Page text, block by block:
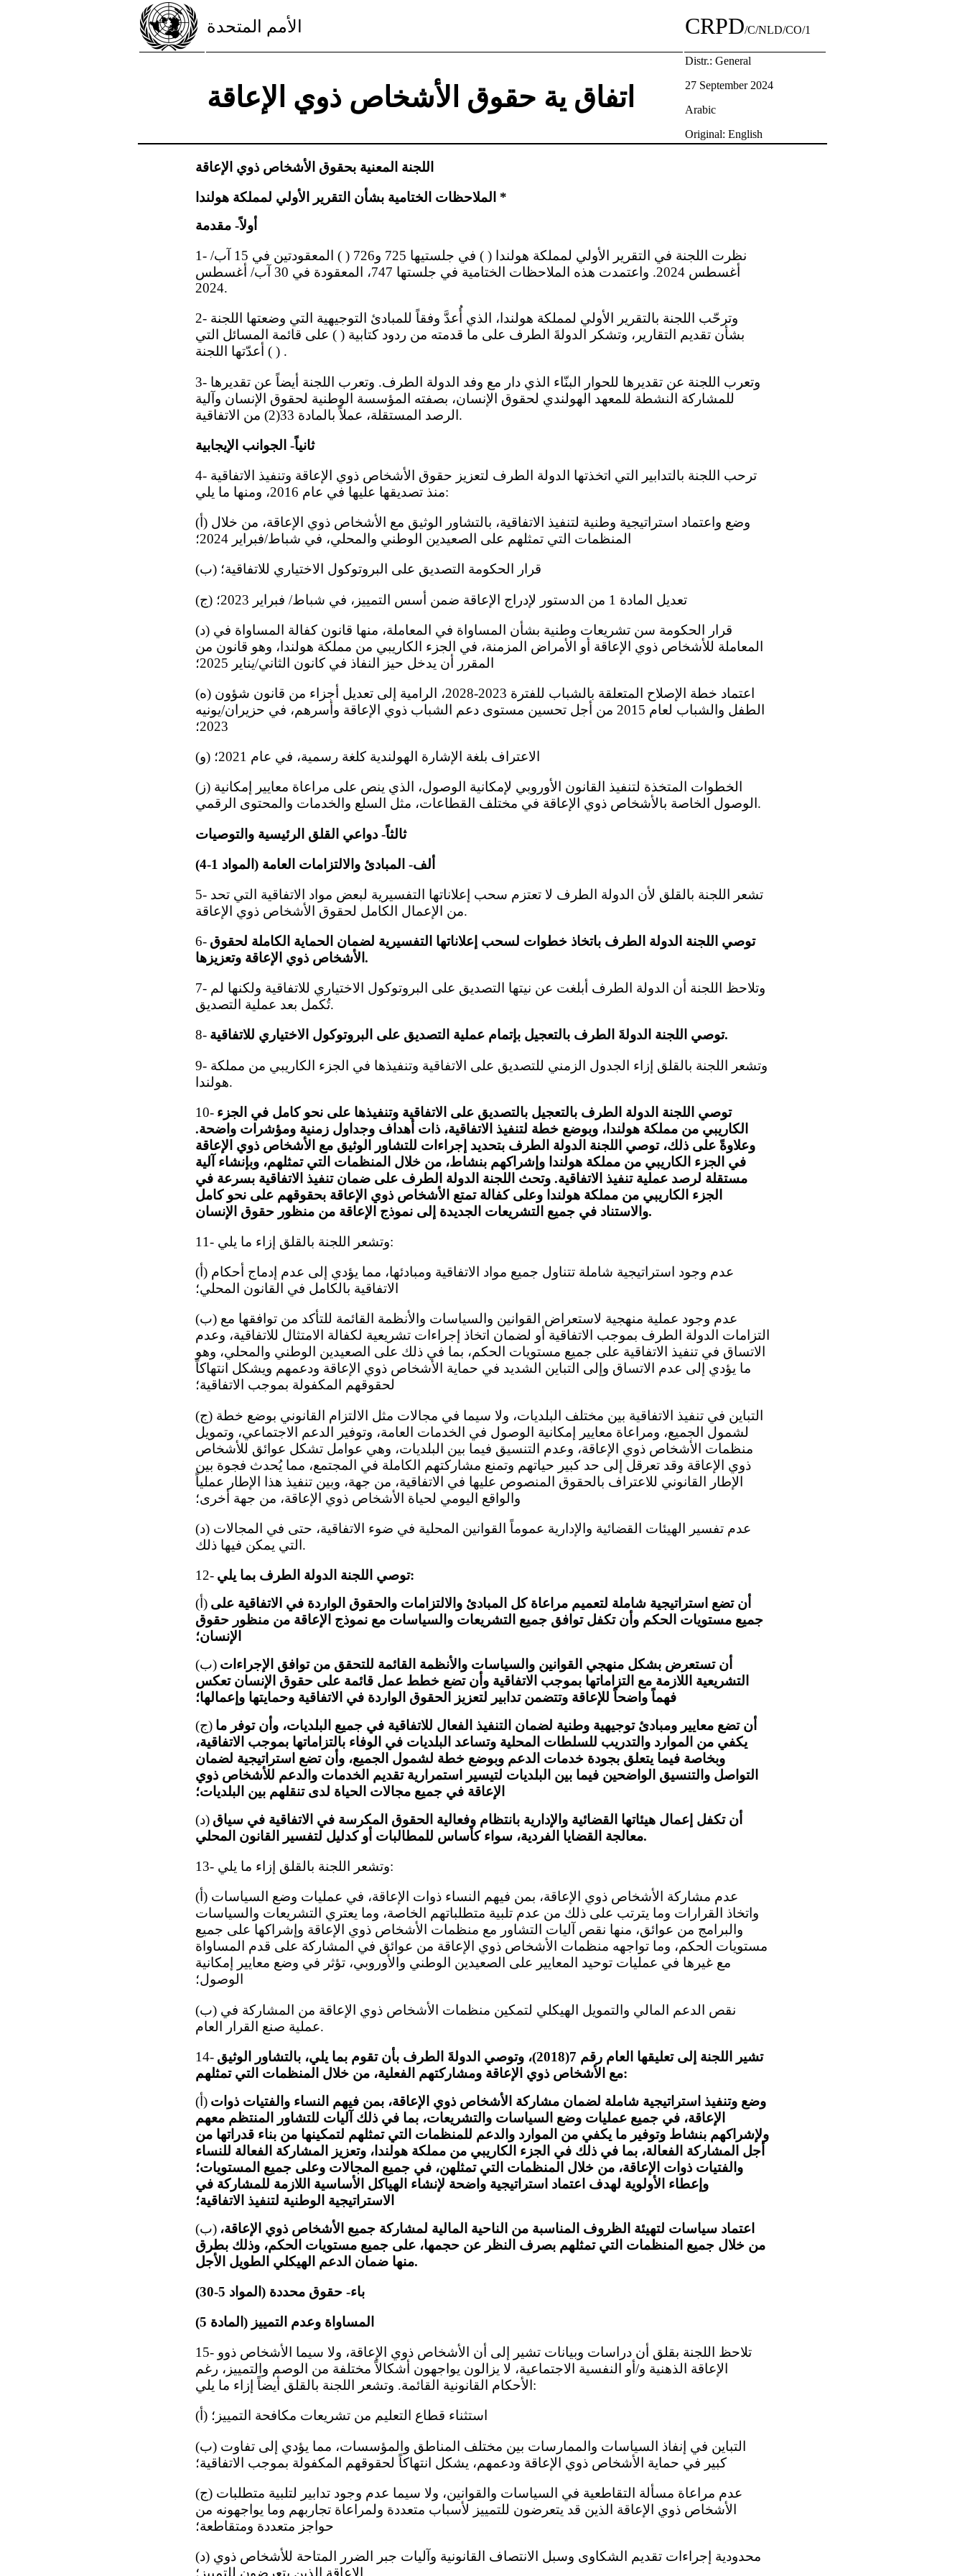
الأمم المتحدة CRPD/C/NLD/CO/1
اتفاق ية حقوق الأشخاص ذوي الإعاقة
Distr.: General
27 September 2024
Arabic
Original: English
اللجنة المعنية بحقوق الأشخاص ذوي الإعاقة
الملاحظات الختامية بشأن التقرير الأولي لمملكة هولندا *
أولاً- مقدمة
1- نظرت اللجنة في التقرير الأولي لمملكة هولندا ( ) في جلستيها 725 و726 ( ) المعقودتين في 15 آب/
أغسطس 2024. واعتمدت هذه الملاحظات الختامية في جلستها 747، المعقودة في 30 آب/ أغسطس
2024.
2- وترحّب اللجنة بالتقرير الأولي لمملكة هولندا، الذي أُعدَّ وفقاً للمبادئ التوجيهية التي وضعتها اللجنة
بشأن تقديم التقارير، وتشكر الدولةَ الطرف على ما قدمته من ردود كتابية ( ) على قائمة المسائل التي
أعدّتها اللجنة ( ) .
3- وتعرب اللجنة عن تقديرها للحوار البنّاء الذي دار مع وفد الدولة الطرف. وتعرب اللجنة أيضاً عن تقديرها
للمشاركة النشطة للمعهد الهولندي لحقوق الإنسان، بصفته المؤسسة الوطنية لحقوق الإنسان وآلية
الرصد المستقلة، عملاً بالمادة 33(2) من الاتفاقية.
ثانياً- الجوانب الإيجابية
4- ترحب اللجنة بالتدابير التي اتخذتها الدولة الطرف لتعزيز حقوق الأشخاص ذوي الإعاقة وتنفيذ الاتفاقية
منذ تصديقها عليها في عام 2016، ومنها ما يلي:
(أ) وضع واعتماد استراتيجية وطنية لتنفيذ الاتفاقية، بالتشاور الوثيق مع الأشخاص ذوي الإعاقة، من خلال
المنظمات التي تمثلهم على الصعيدين الوطني والمحلي، في شباط/فبراير 2024؛
(ب) قرار الحكومة التصديق على البروتوكول الاختياري للاتفاقية؛
(ج) تعديل المادة 1 من الدستور لإدراج الإعاقة ضمن أسس التمييز، في شباط/ فبراير 2023؛
(د) قرار الحكومة سن تشريعات وطنية بشأن المساواة في المعاملة، منها قانون كفالة المساواة في
المعاملة للأشخاص ذوي الإعاقة أو الأمراض المزمنة، في الجزء الكاريبي من مملكة هولندا، وهو قانون من
المقرر أن يدخل حيز النفاذ في كانون الثاني/يناير 2025؛
(ه) اعتماد خطة الإصلاح المتعلقة بالشباب للفترة 2023-2028، الرامية إلى تعديل أجزاء من قانون شؤون
الطفل والشباب لعام 2015 من أجل تحسين مستوى دعم الشباب ذوي الإعاقة وأسرهم، في حزيران/يونيه
2023؛
(و) الاعتراف بلغة الإشارة الهولندية كلغة رسمية، في عام 2021؛
(ز) الخطوات المتخذة لتنفيذ القانون الأوروبي لإمكانية الوصول، الذي ينص على مراعاة معايير إمكانية
الوصول الخاصة بالأشخاص ذوي الإعاقة في مختلف القطاعات، مثل السلع والخدمات والمحتوى الرقمي.
ثالثاً- دواعي القلق الرئيسية والتوصيات
ألف- المبادئ والالتزامات العامة (المواد 1-4)
5- تشعر اللجنة بالقلق لأن الدولة الطرف لا تعتزم سحب إعلاناتها التفسيرية لبعض مواد الاتفاقية التي تحد
من الإعمال الكامل لحقوق الأشخاص ذوي الإعاقة.
6- توصي اللجنة الدولة الطرف باتخاذ خطوات لسحب إعلاناتها التفسيرية لضمان الحماية الكاملة لحقوق
الأشخاص ذوي الإعاقة وتعزيزها.
7- وتلاحظ اللجنة أن الدولة الطرف أبلغت عن نيتها التصديق على البروتوكول الاختياري للاتفاقية ولكنها لم
تُكمل بعد عملية التصديق.
8- توصي اللجنة الدولةَ الطرف بالتعجيل بإتمام عملية التصديق على البروتوكول الاختياري للاتفاقية.
9- وتشعر اللجنة بالقلق إزاء الجدول الزمني للتصديق على الاتفاقية وتنفيذها في الجزء الكاريبي من مملكة
هولندا.
10- توصي اللجنة الدولة الطرف بالتعجيل بالتصديق على الاتفاقية وتنفيذها على نحو كامل في الجزء
الكاريبي من مملكة هولندا، وبوضع خطة لتنفيذ الاتفاقية، ذات أهداف وجداول زمنية ومؤشرات واضحة.
وعلاوةً على ذلك، توصي اللجنة الدولة الطرف بتحديد إجراءات للتشاور الوثيق مع الأشخاص ذوي الإعاقة
في الجزء الكاريبي من مملكة هولندا وإشراكهم بنشاط، من خلال المنظمات التي تمثلهم، وبإنشاء آلية
مستقلة لرصد عملية تنفيذ الاتفاقية. وتحث اللجنة الدولة الطرف على ضمان تنفيذ الاتفاقية بسرعة في
الجزء الكاريبي من مملكة هولندا وعلى كفالة تمتع الأشخاص ذوي الإعاقة بحقوقهم على نحو كامل
والاستناد في جميع التشريعات الجديدة إلى نموذج الإعاقة من منظور حقوق الإنسان.
11- وتشعر اللجنة بالقلق إزاء ما يلي:
(أ) عدم وجود استراتيجية شاملة تتناول جميع مواد الاتفاقية ومبادئها، مما يؤدي إلى عدم إدماج أحكام
الاتفاقية بالكامل في القانون المحلي؛
(ب) عدم وجود عملية منهجية لاستعراض القوانين والسياسات والأنظمة القائمة للتأكد من توافقها مع
التزامات الدولة الطرف بموجب الاتفاقية أو لضمان اتخاذ إجراءات تشريعية لكفالة الامتثال للاتفاقية، وعدم
الاتساق في تنفيذ الاتفاقية على جميع مستويات الحكم، بما في ذلك على الصعيدين الوطني والمحلي، وهو
ما يؤدي إلى عدم الاتساق وإلى التباين الشديد في حماية الأشخاص ذوي الإعاقة ودعمهم ويشكل انتهاكاً
لحقوقهم المكفولة بموجب الاتفاقية؛
(ج) التباين في تنفيذ الاتفاقية بين مختلف البلديات، ولا سيما في مجالات مثل الالتزام القانوني بوضع خطة
لشمول الجميع، ومراعاة معايير إمكانية الوصول في الخدمات العامة، وتوفير الدعم الاجتماعي، وتمويل
منظمات الأشخاص ذوي الإعاقة، وعدم التنسيق فيما بين البلديات، وهي عوامل تشكل عوائق للأشخاص
ذوي الإعاقة وقد تعرقل إلى حد كبير حياتهم وتمنع مشاركتهم الكاملة في المجتمع، مما يُحدث فجوة بين
الإطار القانوني للاعتراف بالحقوق المنصوص عليها في الاتفاقية، من جهة، وبين تنفيذ هذا الإطار عملياً
والواقع اليومي لحياة الأشخاص ذوي الإعاقة، من جهة أخرى؛
(د) عدم تفسير الهيئات القضائية والإدارية عموماً القوانين المحلية في ضوء الاتفاقية، حتى في المجالات
التي يمكن فيها ذلك.
12-
توصي اللجنة الدولة الطرف بما يلي:
(أ) أن تضع استراتيجية شاملة لتعميم مراعاة كل المبادئ والالتزامات والحقوق الواردة في الاتفاقية على
جميع مستويات الحكم وأن تكفل توافق جميع التشريعات والسياسات مع نموذج الإعاقة من منظور حقوق
الإنسان؛
(ب) أن تستعرض بشكل منهجي القوانين والسياسات والأنظمة القائمة للتحقق من توافق الإجراءات
التشريعية اللازمة مع التزاماتها بموجب الاتفاقية وأن تضع خطط عمل قائمة على حقوق الإنسان تعكس
فهماً واضحاً للإعاقة وتتضمن تدابير لتعزيز الحقوق الواردة في الاتفاقية وحمايتها وإعمالها؛
(ج) أن تضع معايير ومبادئ توجيهية وطنية لضمان التنفيذ الفعال للاتفاقية في جميع البلديات، وأن توفر ما
يكفي من الموارد والتدريب للسلطات المحلية وتساعد البلديات في الوفاء بالتزاماتها بموجب الاتفاقية،
وبخاصة فيما يتعلق بجودة خدمات الدعم وبوضع خطة لشمول الجميع، وأن تضع استراتيجية لضمان
التواصل والتنسيق الواضحين فيما بين البلديات لتيسير استمرارية تقديم الخدمات والدعم للأشخاص ذوي
الإعاقة في جميع مجالات الحياة لدى تنقلهم بين البلديات؛
(د) أن تكفل إعمال هيئاتها القضائية والإدارية بانتظام وفعالية الحقوق المكرسة في الاتفاقية في سياق
معالجة القضايا الفردية، سواء كأساس للمطالبات أو كدليل لتفسير القانون المحلي.
13- وتشعر اللجنة بالقلق إزاء ما يلي:
(أ) عدم مشاركة الأشخاص ذوي الإعاقة، بمن فيهم النساء ذوات الإعاقة، في عمليات وضع السياسات
واتخاذ القرارات وما يترتب على ذلك من عدم تلبية متطلباتهم الخاصة، وما يعتري التشريعات والسياسات
والبرامج من عوائق، منها نقص آليات التشاور مع منظمات الأشخاص ذوي الإعاقة وإشراكها على جميع
مستويات الحكم، وما تواجهه منظمات الأشخاص ذوي الإعاقة من عوائق في المشاركة على قدم المساواة
مع غيرها في عمليات توحيد المعايير على الصعيدين الوطني والأوروبي، تؤثر في وضع معايير إمكانية
الوصول؛
(ب) نقص الدعم المالي والتمويل الهيكلي لتمكين منظمات الأشخاص ذوي الإعاقة من المشاركة في
عملية صنع القرار العام.
14- تشير اللجنة إلى تعليقها العام رقم 7(2018)، وتوصي الدولةَ الطرف بأن تقوم بما يلي، بالتشاور الوثيق
مع الأشخاص ذوي الإعاقة ومشاركتهم الفعلية، من خلال المنظمات التي تمثلهم:
(أ) وضع وتنفيذ استراتيجية شاملة لضمان مشاركة الأشخاص ذوي الإعاقة، بمن فيهم النساء والفتيات ذوات
الإعاقة، في جميع عمليات وضع السياسات والتشريعات، بما في ذلك آليات للتشاور المنتظم معهم
ولإشراكهم بنشاط وتوفير ما يكفي من الموارد والدعم للمنظمات التي تمثلهم لتمكينها من بناء قدراتها من
أجل المشاركة الفعالة، بما في ذلك في الجزء الكاريبي من مملكة هولندا، وتعزيز المشاركة الفعالة للنساء
والفتيات ذوات الإعاقة، من خلال المنظمات التي تمثلهن، في جميع المجالات وعلى جميع المستويات؛
وإعطاء الأولوية لهدف اعتماد استراتيجية واضحة لإنشاء الهياكل الأساسية اللازمة للمشاركة في
الاستراتيجية الوطنية لتنفيذ الاتفاقية؛
(ب) اعتماد سياسات لتهيئة الظروف المناسبة من الناحية المالية لمشاركة جميع الأشخاص ذوي الإعاقة،
من خلال جميع المنظمات التي تمثلهم بصرف النظر عن حجمها، على جميع مستويات الحكم، وذلك بطرق
منها ضمان الدعم الهيكلي الطويل الأجل.
باء- حقوق محددة (المواد 5-30)
المساواة وعدم التمييز (المادة 5)
15- تلاحظ اللجنة بقلق أن دراسات وبيانات تشير إلى أن الأشخاص ذوي الإعاقة، ولا سيما الأشخاص ذوو
الإعاقة الذهنية و/أو النفسية الاجتماعية، لا يزالون يواجهون أشكالاً مختلفة من الوصم والتمييز، رغم
الأحكام القانونية القائمة. وتشعر اللجنة بالقلق أيضاً إزاء ما يلي:
(أ) استثناء قطاع التعليم من تشريعات مكافحة التمييز؛
(ب) التباين في إنفاذ السياسات والممارسات بين مختلف المناطق والمؤسسات، مما يؤدي إلى تفاوت
كبير في حماية الأشخاص ذوي الإعاقة ودعمهم، يشكل انتهاكاً لحقوقهم المكفولة بموجب الاتفاقية؛
(ج) عدم مراعاة مسألة التقاطعية في السياسات والقوانين، ولا سيما عدم وجود تدابير لتلبية متطلبات
الأشخاص ذوي الإعاقة الذين قد يتعرضون للتمييز لأسباب متعددة ولمراعاة تجاربهم وما يواجهونه من
حواجز متعددة ومتقاطعة؛
(د) محدودية إجراءات تقديم الشكاوى وسبل الانتصاف القانونية وآليات جبر الضرر المتاحة للأشخاص ذوي
الإعاقة الذين يتعرضون للتمييز؛